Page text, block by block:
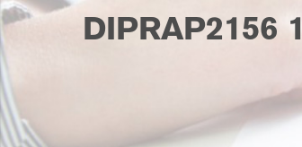
DIPRAP2156 1